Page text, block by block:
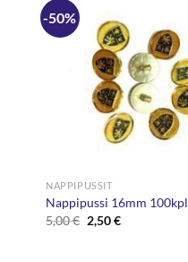
-50%
NAPPIPUSSIT
Nappipussi 16mm 100kpl
5,00€ Alkuperäinen
hinta
2,50€Nykyinen